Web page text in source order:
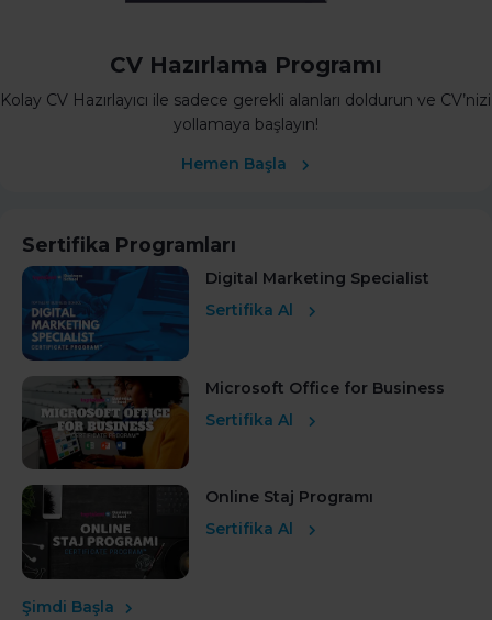
CV Hazırlama Programı
Kolay CV Hazırlayıcı ile sadece gerekli alanları doldurun ve CV’nizi
yollamaya başlayın!
Hemen Başla
Sertifika Programları
Digital Marketing Specialist
Sertifika Al
Microsoft Office for Business
Sertifika Al
Online Staj Programı
Sertifika Al
Şimdi Başla